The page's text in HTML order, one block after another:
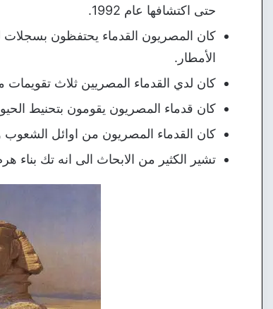
حتى اكتشافها عام 1992.
كان المصريون القدماء يحتفظون بسجلات
الأمطار.
كان لدي القدماء المصريين ثلاث تقويمات
كان قدماء المصريون يقومون بتحنيط
كان القدماء المصريون من اوائل الشعوب
تشير الكثير من الابحاث الى انه تك بناء